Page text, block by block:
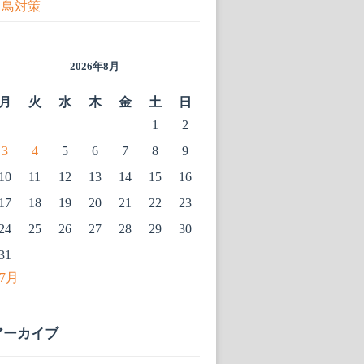
鳥対策
2026年8月
火 水 木 金 土
日
1
2
3
4 5 6 7 8
9
11 12 13 14 15
16
18 19 20 21 22
23
25 26 27 28 29
30
月
ーカイブ